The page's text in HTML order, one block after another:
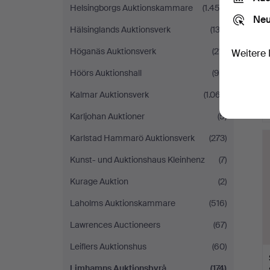
Helsingborgs Auktionskammare
(1.452)
Hälsinglands Auktionsverk
(132)
Höganäs Auktionsverk
(211)
Höörs Auktionshall
(96)
Kalmar Auktionsverk
(1.067)
Karljohan Auktioner
(5)
Karlstad Hammarö Auktionsverk
(273)
Kunst- und Auktionshaus Kleinhenz
(7)
Kurage Auktion
(2)
Laholms Auktionskammare
(516)
Lawrences Auctioneers
(67)
Leiflers Auktionshus
(60)
Weitere